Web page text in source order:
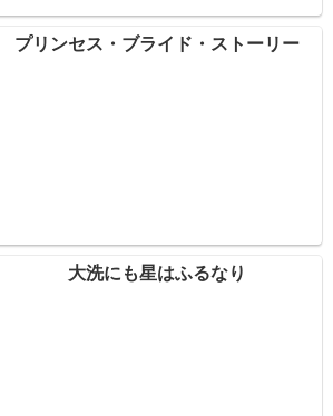
プリンセス・ブライド・ストーリー
大洗にも星はふるなり